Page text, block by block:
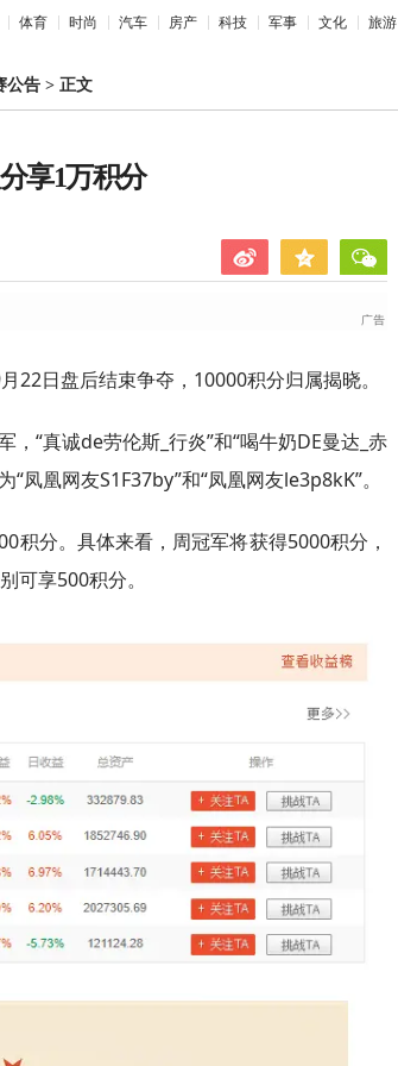
体育 时尚 汽车 房产 科技 军事 文化 旅游
公告 > 正文
享1万积分
22日盘后结束争夺，10000积分归属揭晓。
，“真诚de劳伦斯_行炎”和“喝牛奶DE曼达_赤
凤凰网友S1F37by”和“凤凰网友le3p8kK”。
积分。具体来看，周冠军将获得5000积分，
可享500积分。